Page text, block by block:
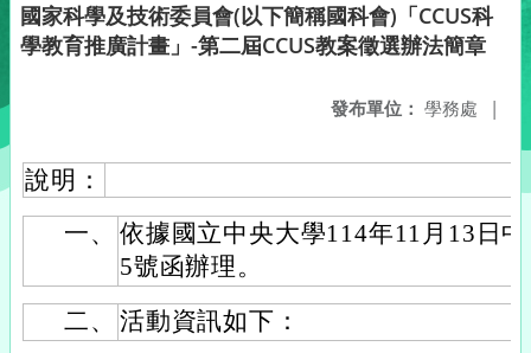
國家科學及技術委員會(以下簡稱國科會)「CCUS科
學教育推廣計畫」-第二屆CCUS教案徵選辦法簡章
發布單位： 學務處 |
說明：
一、
依據國立中央大學114年11月13日
5號函辦理。
二、
活動資訊如下：